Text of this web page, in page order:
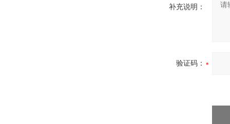
补充说明：
验证码：